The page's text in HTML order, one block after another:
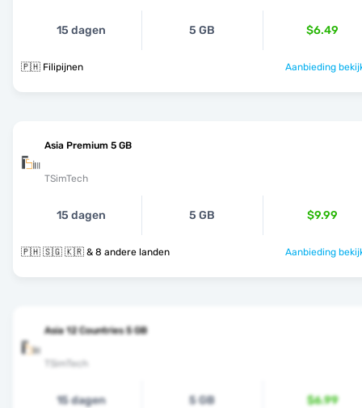
15 dagen 5 GB $6.49
🇵🇭 Filipijnen Aanbieding
Asia Premium 5 GB
TSimTech
15 dagen 5 GB $9.99
🇵🇭 🇸🇬 🇰🇷 & 8 andere landen Aanbieding
Asia 12 Countries 5 GB
TSimTech
15 dagen 5 GB $6.99